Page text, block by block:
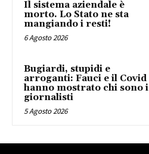
Il sistema aziendale è
morto. Lo Stato ne sta
mangiando i resti!
6 Agosto 2026
Bugiardi, stupidi e
arroganti: Fauci e il Covid
hanno mostrato chi sono i
giornalisti
5 Agosto 2026